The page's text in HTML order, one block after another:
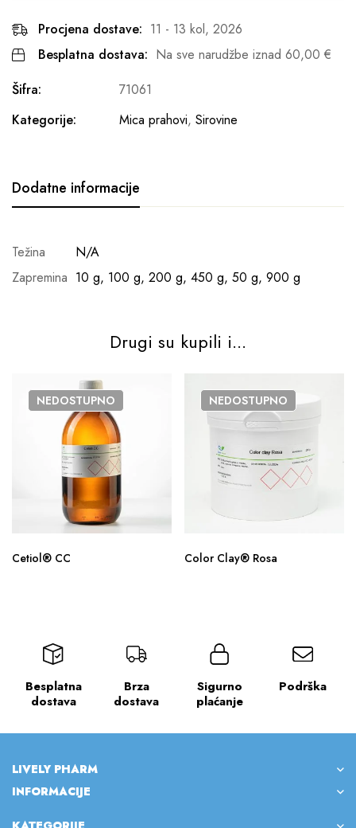
Procjena dostave: 11 - 13 kol, 2026
Besplatna dostava: Na sve narudžbe iznad 60,00 €
Šifra:
71061
Kategorije:
Mica prahovi, Sirovine
Dodatne informacije
Težina
N/A
Zapremina 10 g, 100 g, 200 g, 450 g, 50 g, 900 g
Drugi su kupili i...
NEDOSTUPNO
Cetiol® CC
NEDOSTUPNO
Color Clay® Rosa
Besplatna
dostava
Brza
dostava
Sigurno
plaćanje
Podrška
LIVELY PHARM
INFORMACIJE